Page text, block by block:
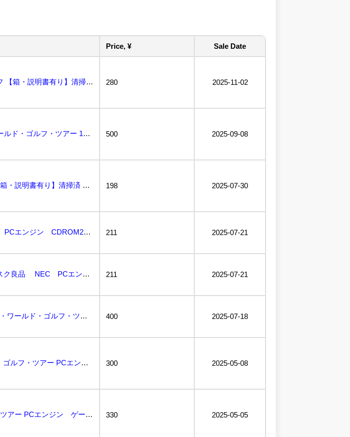
Price, ¥ Sale Date
ジャック・ニクラウス チャンピオンシップ・ゴルフ 【箱・説明書有り】清掃済 ４本まで１個口で同梱可 ... 280 2025-11-02
PCエンジン/PCEngine ジャック・ニクラウス・ワールド・ゴルフ・ツアー 162ホール ビクタ... 500 2025-09-08
ジャック・ニクラウス ワールド ゴルフ ツアー 【箱・説明書有り】清掃済 ４本まで１個口で同梱可 Ｐ... 198 2025-07-30
ジャックニクラウス ワールドゴルフツアー NEC PCエンジン CDROM2 ROMROM 起動確認... 211 2025-07-21
ジャックニクラウス ワールドゴルフツアー ディスク良品 NEC PCエンジン CDROM2 ROM... 211 2025-07-21
PCE CD-Rom2 PCエンジン ジャック・ニクラウス・ワールド・ゴルフ・ツアー G01/973... 400 2025-07-18
【03】ジャック・ニクラウス 162ホール ワールド・ゴルフ・ツアー PCエンジン CD-ROM2 ... 300 2025-05-08
Z13247 ◆ジャック・ニクラウス ワールド・ゴルフツアー PCエンジン ゲームソフト... 330 2025-05-05